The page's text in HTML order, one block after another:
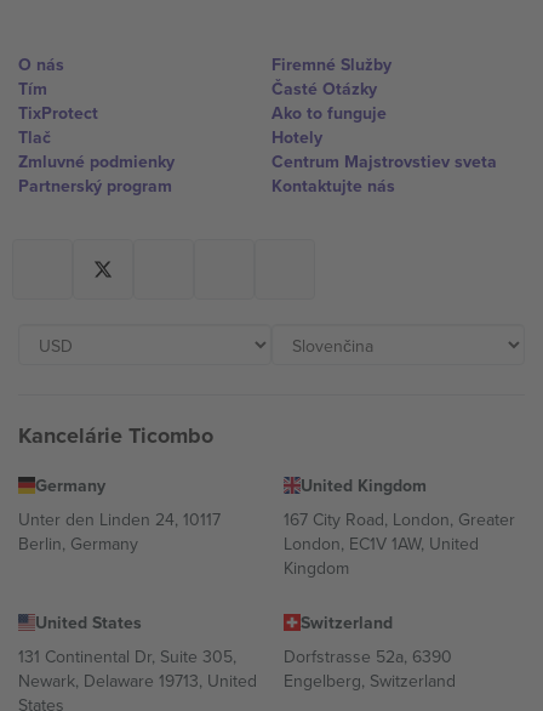
O nás
Tím
TixProtect
Tlač
Zmluvné podmienky
Partnerský program
Firemné Služby
Časté Otázky
Ako to funguje
Hotely
Centrum Majstrovstiev sveta
Kontaktujte nás
Kancelárie Ticombo
Germany
Unter den Linden 24, 10117
Berlin, Germany
United Kingdom
167 City Road, London, Greater
London, EC1V 1AW, United
Kingdom
United States
131 Continental Dr, Suite 305,
Newark, Delaware 19713, United
States
Switzerland
Dorfstrasse 52a, 6390
Engelberg, Switzerland